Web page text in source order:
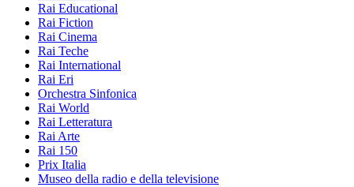
Rai Educational
Rai Fiction
Rai Cinema
Rai Teche
Rai International
Rai Eri
Orchestra Sinfonica
Rai World
Rai Letteratura
Rai Arte
Rai 150
Prix Italia
Museo della radio e della televisione